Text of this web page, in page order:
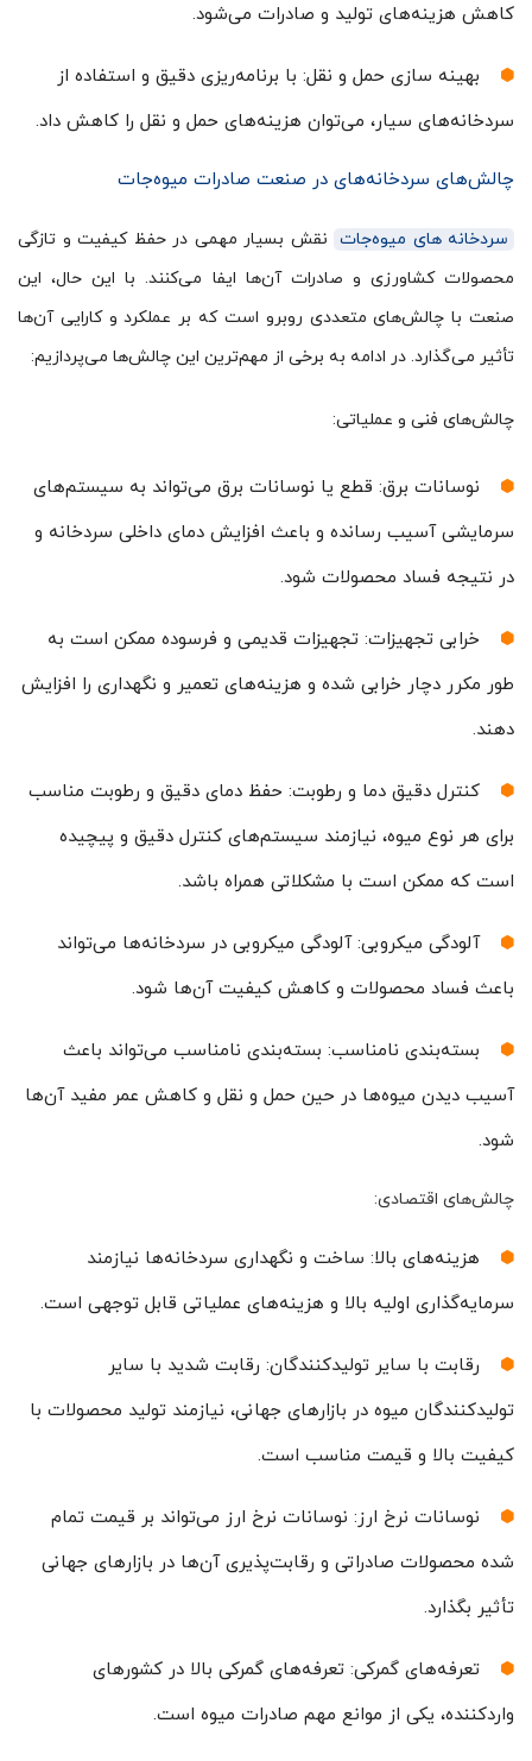
کاهش هزینه‌های تولید و صادرات می‌شود.
بهینه سازی حمل و نقل: با برنامه‌ریزی دقیق و استفاده از
سردخانه‌های سیار، می‌توان هزینه‌های حمل و نقل را کاهش داد.
چالش‌های سردخانه‌های در صنعت صادرات میوه‌جات
سردخانه های میوه‌جات نقش بسیار مهمی در حفظ کیفیت و تازگی
محصولات کشاورزی و صادرات آن‌ها ایفا می‌کنند. با این حال، این
صنعت با چالش‌های متعددی روبرو است که بر عملکرد و کارایی آن‌ها
تأثیر می‌گذارد. در ادامه به برخی از مهم‌ترین این چالش‌ها می‌پردازیم:
چالش‌های فنی و عملیاتی:
نوسانات برق: قطع یا نوسانات برق می‌تواند به سیستم‌های
سرمایشی آسیب رسانده و باعث افزایش دمای داخلی سردخانه و
در نتیجه فساد محصولات شود.
خرابی تجهیزات: تجهیزات قدیمی و فرسوده ممکن است به
طور مکرر دچار خرابی شده و هزینه‌های تعمیر و نگهداری را افزایش
دهند.
کنترل دقیق دما و رطوبت: حفظ دمای دقیق و رطوبت مناسب
برای هر نوع میوه، نیازمند سیستم‌های کنترل دقیق و پیچیده
است که ممکن است با مشکلاتی همراه باشد.
آلودگی میکروبی: آلودگی میکروبی در سردخانه‌ها می‌تواند
باعث فساد محصولات و کاهش کیفیت آن‌ها شود.
بسته‌بندی نامناسب: بسته‌بندی نامناسب می‌تواند باعث
آسیب دیدن میوه‌ها در حین حمل و نقل و کاهش عمر مفید آن‌ها
شود.
چالش‌های اقتصادی:
هزینه‌های بالا: ساخت و نگهداری سردخانه‌ها نیازمند
سرمایه‌گذاری اولیه بالا و هزینه‌های عملیاتی قابل توجهی است.
رقابت با سایر تولیدکنندگان: رقابت شدید با سایر
تولیدکنندگان میوه در بازارهای جهانی، نیازمند تولید محصولات با
کیفیت بالا و قیمت مناسب است.
نوسانات نرخ ارز: نوسانات نرخ ارز می‌تواند بر قیمت تمام
شده محصولات صادراتی و رقابت‌پذیری آن‌ها در بازارهای جهانی
تأثیر بگذارد.
تعرفه‌های گمرکی: تعرفه‌های گمرکی بالا در کشورهای
واردکننده، یکی از موانع مهم صادرات میوه است.